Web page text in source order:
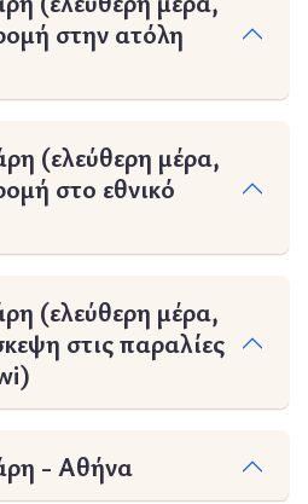
στην ατόλη
(ελεύθερη μέρα,
στο εθνικό
(ελεύθερη μέρα,
στις παραλίες
- Αθήνα